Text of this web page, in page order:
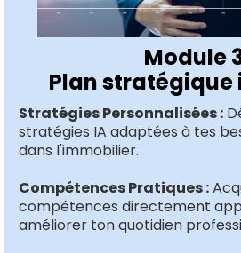
Module
Plan
Stratégies Personnalisées :
stratégies IA adaptées à tes
dans l'immobilier.
Compétences Pratiques :
compétences directement
améliorer ton quotidien